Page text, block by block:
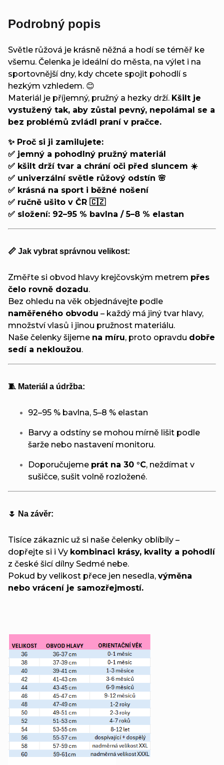
Podrobný popis
Světle růžová je krásně něžná a hodí se téměř ke
všemu. Čelenka je ideální do města, na výlet i na
sportovnější dny, kdy chcete spojit pohodlí s
hezkým vzhledem. 😊
Materiál je příjemný, pružný a hezky drží. Kšilt je
vystužený tak, aby zůstal pevný, nepolámal se a
bez problémů zvládl praní v pračce.
✨ Proč si ji zamilujete:
✅ jemný a pohodlný pružný materiál
✅ kšilt drží tvar a chrání oči před sluncem ☀️
✅ univerzální světle růžový odstín 🌸
✅ krásná na sport i běžné nošení
✅ ručně ušito v ČR 🇨🇿
✅ složení: 92–95 % bavlna / 5–8 % elastan
📏 Jak vybrat správnou velikost:
Změřte si obvod hlavy krejčovským metrem přes
čelo rovně dozadu.
Bez ohledu na věk objednávejte podle
naměřeného obvodu – každý má jiný tvar hlavy,
množství vlasů i jinou pružnost materiálu.
Naše čelenky šijeme na míru, proto opravdu dobře
sedí a nekloužou.
🧵 Materiál a údržba:
92–95 % bavlna, 5–8 % elastan
Barvy a odstíny se mohou mírně lišit podle
šarže nebo nastavení monitoru.
Doporučujeme prát na 30 °C, neždímat v
sušičce, sušit volně rozložené.
🌷 Na závěr:
Tisíce zákaznic už si naše čelenky oblíbily –
dopřejte si i Vy kombinaci krásy, kvality a pohodlí
z české šicí dílny Sedmé nebe.
Pokud by velikost přece jen nesedla, výměna
nebo vrácení je samozřejmostí.